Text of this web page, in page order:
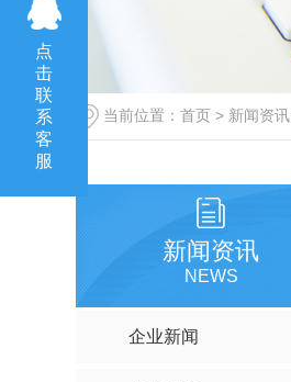
当前位置： 首页 > 新闻资讯
新闻资讯
NEWS
企业新闻
点
击
联
系
客
服